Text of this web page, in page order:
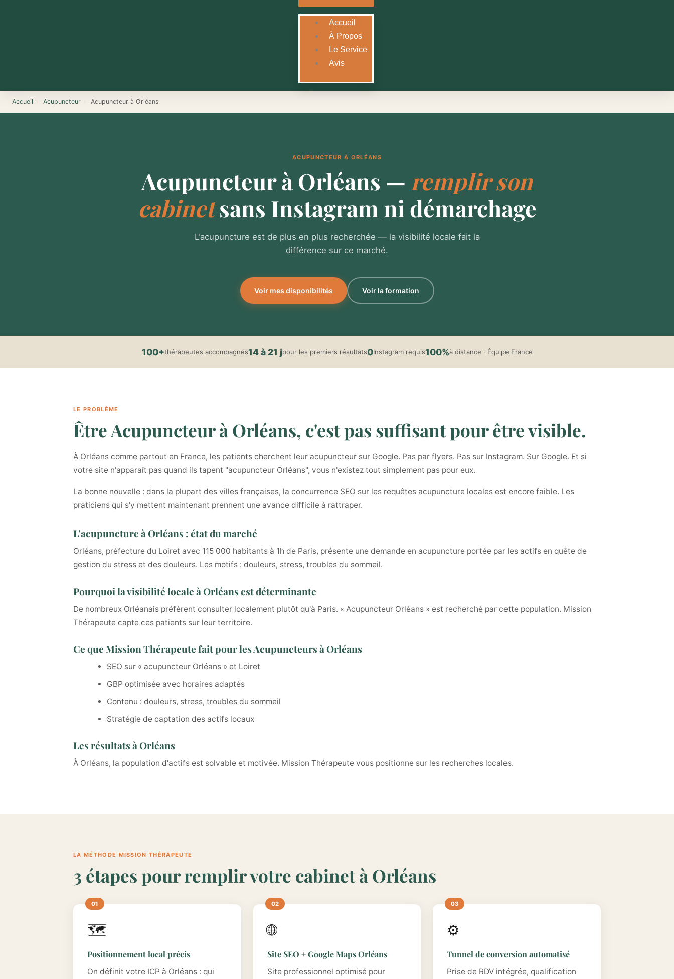
Accueil
À Propos
Le Service
Avis
Accueil Acupuncteur Acupuncteur à Orléans
ACUPUNCTEUR À ORLÉANS
Acupuncteur à Orléans — remplir son
cabinetsans Instagram ni démarchage
L'acupuncture est de plus en plus recherchée — la visibilité locale fait la
différence sur ce marché.
Voir mes disponibilités Voir la formation
100+thérapeutes accompagnés14 à 21 jpour les premiers résultats0Instagram requis100%à distance · Équipe France
LE PROBLÈME
Être Acupuncteur à Orléans, c'est pas suffisant pour être visible.
À Orléans comme partout en France, les patients cherchent leur acupuncteur sur Google. Pas par flyers. Pas sur Instagram. Sur Google. Et si
votre site n'apparaît pas quand ils tapent "acupuncteur Orléans", vous n'existez tout simplement pas pour eux.
La bonne nouvelle : dans la plupart des villes françaises, la concurrence SEO sur les requêtes acupuncture locales est encore faible. Les
praticiens qui s'y mettent maintenant prennent une avance difficile à rattraper.
L'acupuncture à Orléans : état du marché
Orléans, préfecture du Loiret avec 115 000 habitants à 1h de Paris, présente une demande en acupuncture portée par les actifs en quête de
gestion du stress et des douleurs. Les motifs : douleurs, stress, troubles du sommeil.
Pourquoi la visibilité locale à Orléans est déterminante
De nombreux Orléanais préfèrent consulter localement plutôt qu'à Paris. « Acupuncteur Orléans » est recherché par cette population. Mission
Thérapeute capte ces patients sur leur territoire.
Ce que Mission Thérapeute fait pour les Acupuncteurs à Orléans
SEO sur « acupuncteur Orléans » et Loiret
GBP optimisée avec horaires adaptés
Contenu : douleurs, stress, troubles du sommeil
Stratégie de captation des actifs locaux
Les résultats à Orléans
À Orléans, la population d'actifs est solvable et motivée. Mission Thérapeute vous positionne sur les recherches locales.
LA MÉTHODE MISSION THÉRAPEUTE
3 étapes pour remplir votre cabinet à Orléans
🗺️
Positionnement local précis
On définit votre ICP à Orléans : qui
🌐
Site SEO + Google Maps Orléans
Site professionnel optimisé pour
⚙️
Tunnel de conversion automatisé
Prise de RDV intégrée, qualification